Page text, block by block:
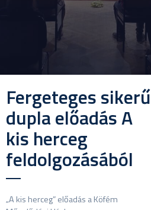
Fergeteges sikerű
dupla előadás A
kis herceg
feldolgozásából
„A kis herceg” előadás a Köfém